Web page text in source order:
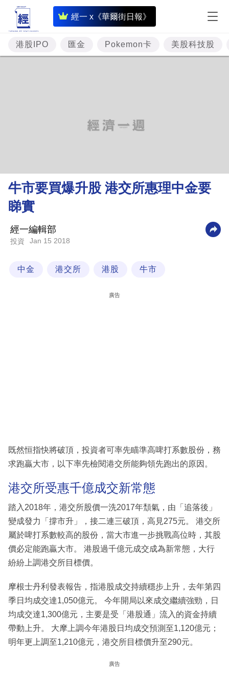
經一 x《華爾街日報》
即
時
財
經
理
財
科
區
港股IPO 匯金 Pokemon卡 美股科技股
牛市要買爆升股 港交所惠理中金要
睇實
經一編輯部
投資 Jan 15 2018
中金 港交所 港股 牛市
廣告
既然恒指快將破頂，投資者可率先瞄準高啤打系數股份，務
求跑贏大市，以下率先檢閱港交所能夠領先跑出的原因。
港交所受惠千億成交新常態
踏入2018年，港交所股價一洗2017年頹氣，由「追落後」
變成發力「撐市升」，接二連三破頂，高見275元。 港交所
屬於啤打系數較高的股份，當大市進一步挑戰高位時，其股
價必定能跑贏大市。 港股過千億元成交成為新常態，大行
紛紛上調港交所目標價。
摩根士丹利發表報告，指港股成交持續穩步上升，去年第四
季日均成交達1,050億元。 今年開局以來成交繼續強勁，日
均成交達1,300億元，主要是受「港股通」流入的資金持續
帶動上升。 大摩上調今年港股日均成交預測至1,120億元；
明年更上調至1,210億元，港交所目標價升至290元。
廣告